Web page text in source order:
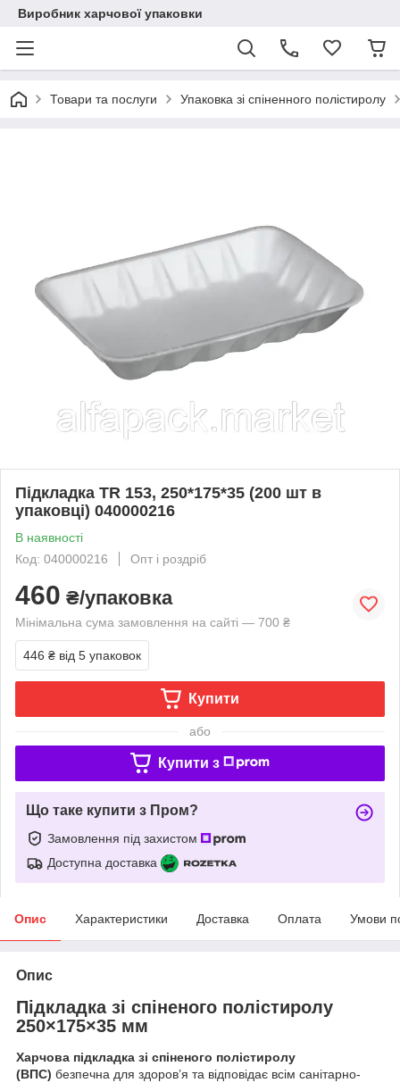
Виробник харчової упаковки
Товари та послуги Упаковка зі спіненного полістиролу
Підкладка TR 153, 250*175*35 (200 шт в
упаковці) 040000216
В наявності
Код: 040000216
Опт і роздріб
460 ₴/упаковка
Мінімальна сума замовлення на сайті — 700 ₴
446 ₴ від 5 упаковок
Купити
або
Купити з
Що таке купити з Пром?
Замовлення під захистом
Доступна доставка
Опис Характеристики Доставка Оплата Умови
Опис
Підкладка зі спіненого полістиролу
250×175×35 мм
Харчова підкладка зі спіненого полістиролу
(ВПС) безпечна для здоров’я та відповідає всім санітарно-